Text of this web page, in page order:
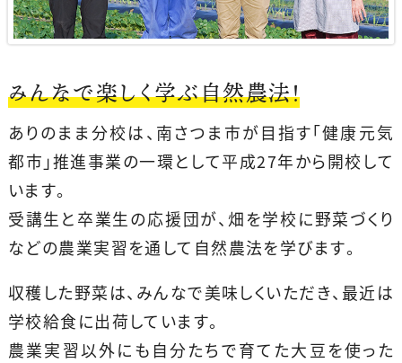
みんなで楽しく学ぶ自然農法！
ありのまま分校は、南さつま市が目指す「健康元気
都市」推進事業の一環として平成27年から開校して
います。
受講生と卒業生の応援団が、畑を学校に野菜づくり
などの農業実習を通して自然農法を学びます。
収穫した野菜は、みんなで美味しくいただき、最近は
学校給食に出荷しています。
農業実習以外にも自分たちで育てた大豆を使った